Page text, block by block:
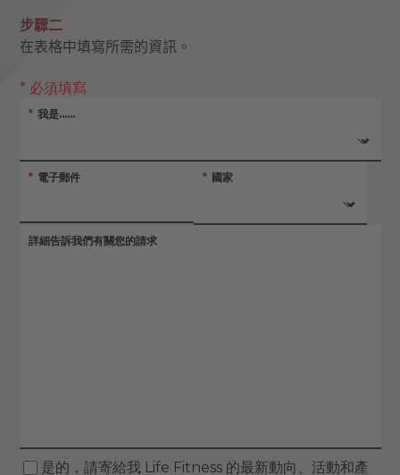
步驟二
在表格中填寫所需的資訊。